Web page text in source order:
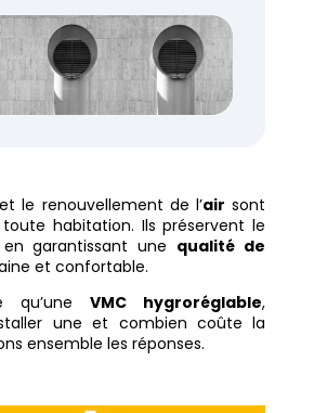
et le renouvellement de l’air sont
habitation. Ils préservent le
garantissant une qualité de
et confortable.
qu’uneVMC hygroréglable,
une et combien coûte la
ensemble les réponses.